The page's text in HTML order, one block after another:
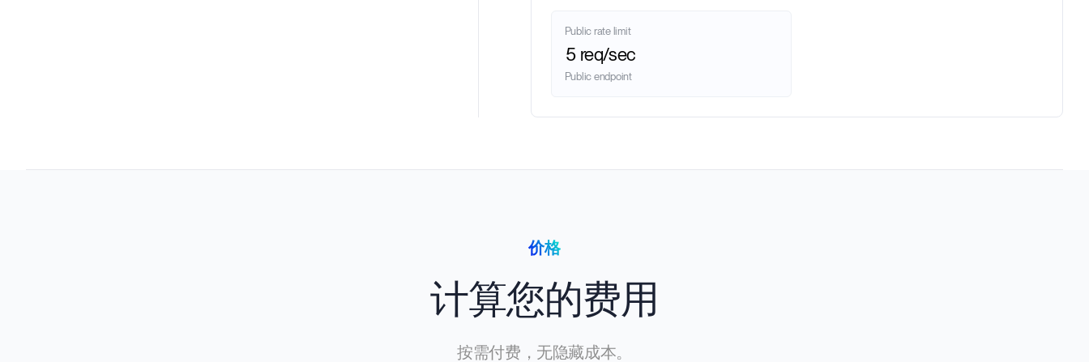
Public rate limit
5 req/sec
Public endpoint
价格
计算您的费用
按需付费，无隐藏成本。